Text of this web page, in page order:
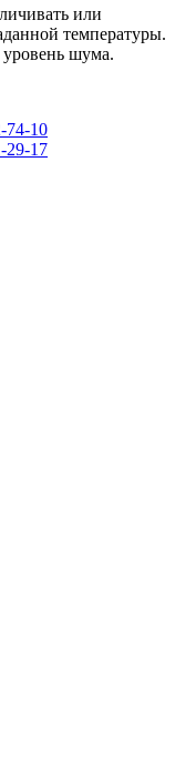
или
температуры.
уровень шума.
74-10
29-17